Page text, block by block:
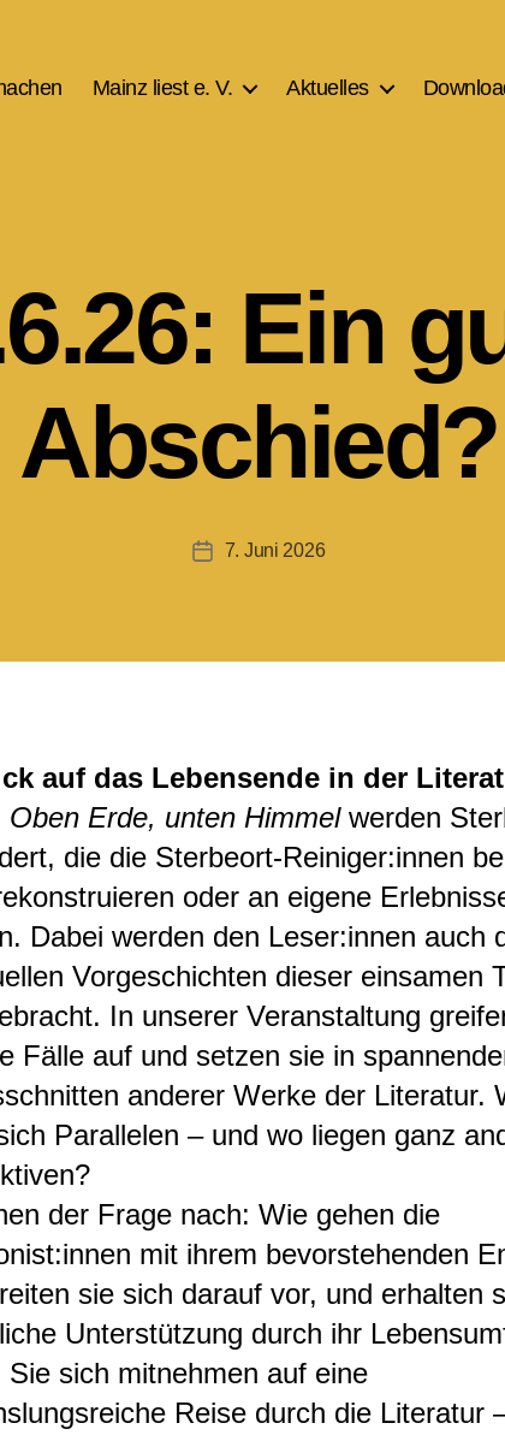
Mainz liest e. V. Aktuelles
Ein
Abschied?
Veröffentlichungsdatum
7. Juni 2026
auf das Lebensende in der
Oben Erde, unten Himmelwerden
die die Sterbeort-Reiniger:innen
oder an eigene
Dabei werden den Leser:innen auch
Vorgeschichten dieser einsamen
In unserer Veranstaltung
Fälle auf und setzen sie in
anderer Werke der Literatur.
Parallelen – und wo liegen ganz
der Frage nach: Wie gehen die
mit ihrem bevorstehenden
sie sich darauf vor, und erhalten
Unterstützung durch ihr
Sie sich mitnehmen auf eine
Reise durch die Literatur